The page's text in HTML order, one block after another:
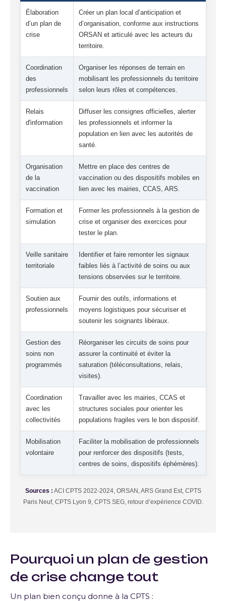
Élaboration
d’un plan de
crise
Créer un plan local d’anticipation et
d’organisation, conforme aux instructions
ORSAN et articulé avec les acteurs du
territoire.
Coordination
des
professionnels
Organiser les réponses de terrain en
mobilisant les professionnels du territoire
selon leurs rôles et compétences.
Relais
d'information
Diffuser les consignes officielles, alerter
les professionnels et informer la
population en lien avec les autorités de
santé.
Organisation
de la
vaccination
Mettre en place des centres de
vaccination ou des dispositifs mobiles en
lien avec les mairies, CCAS, ARS.
Formation et
simulation
Former les professionnels à la gestion de
crise et organiser des exercices pour
tester le plan.
Veille sanitaire
territoriale
Identifier et faire remonter les signaux
faibles liés à l’activité de soins ou aux
tensions observées sur le territoire.
Soutien aux
professionnels
Fournir des outils, informations et
moyens logistiques pour sécuriser et
soutenir les soignants libéraux.
Gestion des
soins non
programmés
Réorganiser les circuits de soins pour
assurer la continuité et éviter la
saturation (téléconsultations, relais,
visites).
Coordination
avec les
collectivités
Travailler avec les mairies, CCAS et
structures sociales pour orienter les
populations fragiles vers le bon dispositif.
Mobilisation
volontaire
Faciliter la mobilisation de professionnels
pour renforcer des dispositifs (tests,
centres de soins, dispositifs éphémères).
Sources : ACI CPTS 2022-2024, ORSAN, ARS Grand Est, CPTS
Paris Neuf, CPTS Lyon 9, CPTS SEG, retour d’expérience COVID.
Pourquoi un plan de gestion
de crise change tout
Un plan bien conçu donne à la CPTS :